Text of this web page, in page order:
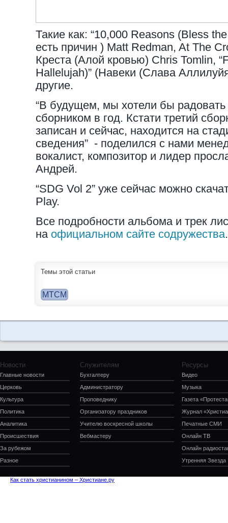
Такие как: “10,000 Reasons (Bless
есть причин ) Matt Redman, At The
Креста (Алой кровью) Chris Tomlin,
Hallelujah)” (Навеки (Слава
другие.
“В будущем, мы хотели бы
сборником в год. Кстати третий
записан и сейчас, находится на
сведения” - поделился с нами
вокалист, композитор и лидер
Андрей.
“SDG Vol 2” уже сейчас можно
Play.
Все подробности альбома и трек
на официальном сайте содружества.
Темы этой статьи
МТСМ
Новости
Главные новости
Церковь
Культура
Политика
Аналитика
Происшествия
За рубежом
Разное
Служителям
Бухгалтеру
Администратору
Проповеднику
Организатору праздников
Учителю воскресной школы
Вебмастеру
Ресурсы
Видео
Музыка
Газета
Журнал
Печатные СМИ
Онлайн ТВ
Онлайн
Утренняя Звезда
Как стать христианином – Христиане.ру